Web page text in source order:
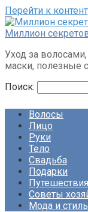
Перейти к
Миллион
Уход за
маски, полезные
Поиск:
Волосы
Лицо
Руки
Тело
Свадьба
Подарки
Путешествия
Советы
Мода и стиль